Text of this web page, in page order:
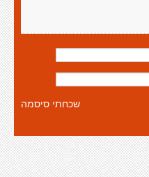
שכחתי סיסמה